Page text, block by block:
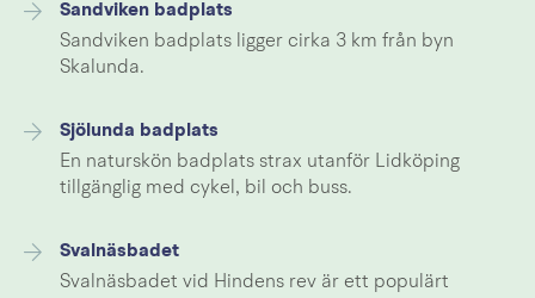
Sandviken badplats
Sandviken badplats ligger cirka 3 km från byn
Skalunda.
Sjölunda badplats
En naturskön badplats strax utanför Lidköping
tillgänglig med cykel, bil och buss.
Svalnäsbadet
Svalnäsbadet vid Hindens rev är ett populärt